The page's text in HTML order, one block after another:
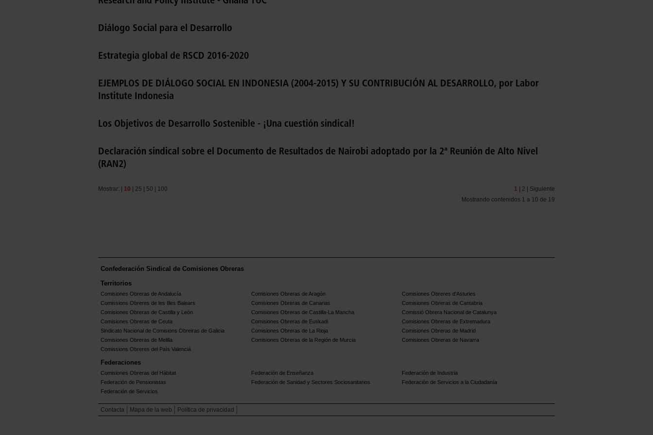
Diálogo Social para el Desarrollo
Estrategia global de RSCD 2016-2020
EJEMPLOS DE DIÁLOGO SOCIAL EN INDONESIA (2004-2015) Y SU CONTRIBUCIÓN AL DESARROLLO, por Labor
Institute Indonesia
Los Objetivos de Desarrollo Sostenible - ¡Una cuestión sindical!
Declaración sindical sobre el Documento de Resultados de Nairobi adoptado por la 2ª Reunión de Alto Nivel
(RAN2)
Mostrar: | 10 | 25 | 50 | 100 1 | 2 | Siguiente
Mostrando contenidos 1 a 10 de 19
Confederación Sindical de Comisiones Obreras
Territorios
Comisiones Obreras de Andalucía Comisiones Obreras de Aragón
Comisiones Obreres d'Asturies
Comissions Obreres de les Illes Balears
Comisiones Obreras de Canarias
Comisiones Obreras de Cantabria
Comisiones Obreras de Castilla y León
Comisiones Obreras de Castilla-La Mancha
Comissió Obrera Nacional de Catalunya
Comisiones Obreras de Ceuta
Comisiones Obreras de Euskadi
Comisiones Obreras de Extremadura
Sindicato Nacional de Comisions Obreiras de Galicia
Comisiones Obreras de La Rioja
Comisiones Obreras de Madrid
Comisiones Obreras de Melilla
Comisiones Obreras de la Región de Murcia
Comisiones Obreras de Navarra
Comissions Obreres del Paìs Valenciá
Federaciones
Comisiones Obreras del Hábitat Federación de Enseñanza
Federación de Industria
Federación de Pensionistas
Federación de Sanidad y Sectores Sociosanitarios
Federación de Servicios a la Ciudadanía
Federación de Servicios
Contacta Mapa de la web Política de privacidad